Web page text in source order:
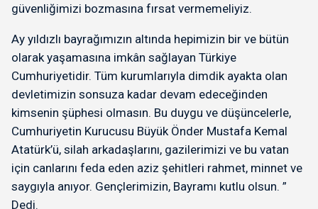
güvenliğimizi bozmasına fırsat vermemeliyiz.
Ay yıldızlı bayrağımızın altında hepimizin bir ve bütün
olarak yaşamasına imkân sağlayan Türkiye
Cumhuriyetidir. Tüm kurumlarıyla dimdik ayakta olan
devletimizin sonsuza kadar devam edeceğinden
kimsenin şüphesi olmasın. Bu duygu ve düşüncelerle,
Cumhuriyetin Kurucusu Büyük Önder Mustafa Kemal
Atatürk’ü, silah arkadaşlarını, gazilerimizi ve bu vatan
için canlarını feda eden aziz şehitleri rahmet, minnet ve
saygıyla anıyor. Gençlerimizin, Bayramı kutlu olsun. ”
Dedi.